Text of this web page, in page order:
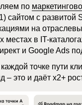
всегда
насущные
сильнее
о покупке;
первой
по
сайтом с развитой
на
местах в IT-
и Google Ads
каждой точке пути
– это и даёт x2+